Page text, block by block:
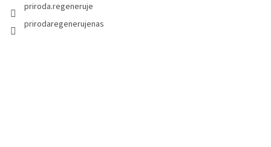
priroda.regeneruje
prirodaregenerujenas